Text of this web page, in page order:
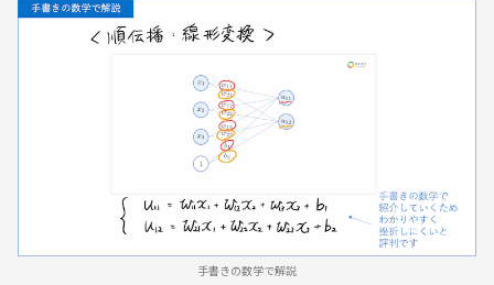
手書きの数学で解説